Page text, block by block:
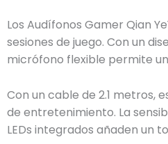
Los Audífonos Gamer Qian
sesiones de juego. Con un
micrófono flexible permite
Con un cable de 2.1 metros,
de entretenimiento. La
LEDs integrados añaden un